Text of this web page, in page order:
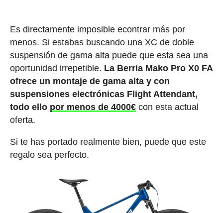
Es directamente imposible econtrar más por
menos. Si estabas buscando una XC de doble
suspensión de gama alta puede que esta sea una
oportunidad irrepetible. La Berria Mako Pro X0 FA
ofrece un montaje de gama alta y con
suspensiones electrónicas Flight Attendant,
todo ello por menos de 4000€ con esta actual
oferta.
Si te has portado realmente bien, puede que este
regalo sea perfecto.